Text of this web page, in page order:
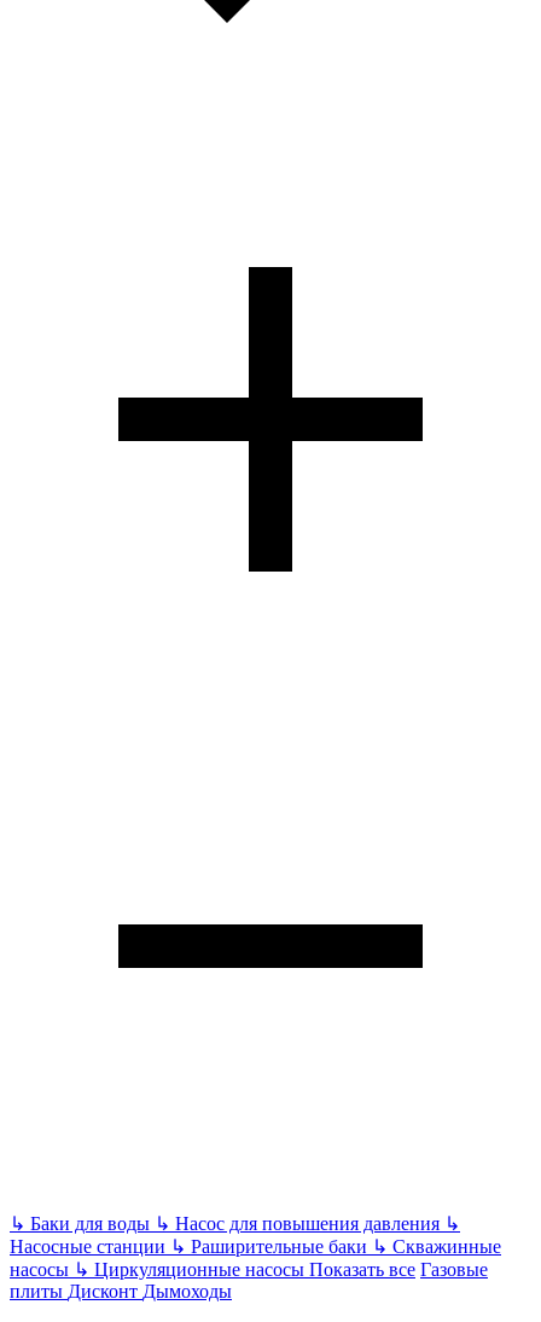
↳ Баки для воды ↳ Насос для повышения давления ↳
Насосные станции ↳ Раширительные баки ↳ Скважинные
насосы ↳ Циркуляционные насосы Показать все Газовые
плиты Дисконт Дымоходы